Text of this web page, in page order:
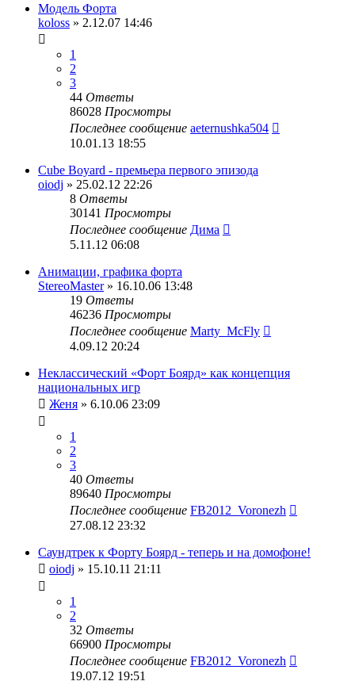
Модель Форта
koloss » 2.12.07 14:46
1
2
3
44 Ответы
86028 Просмотры
Последнее сообщение aeternushka504
10.01.13 18:55
Cube Boyard - премьера первого эпизода
oiodj » 25.02.12 22:26
8 Ответы
30141 Просмотры
Последнее сообщение Дима
5.11.12 06:08
Анимации, графика форта
StereoMaster» 16.10.06 13:48
19 Ответы
46236 Просмотры
Последнее сообщение Marty_McFly
4.09.12 20:24
Неклассический «Форт Боярд» как концепция
национальных игр
Женя » 6.10.06 23:09
1
2
3
40 Ответы
89640 Просмотры
Последнее сообщение FB2012_Voronezh
27.08.12 23:32
Саундтрек к Форту Боярд - теперь и на домофоне!
oiodj » 15.10.11 21:11
1
2
32 Ответы
66900 Просмотры
Последнее сообщение FB2012_Voronezh
19.07.12 19:51